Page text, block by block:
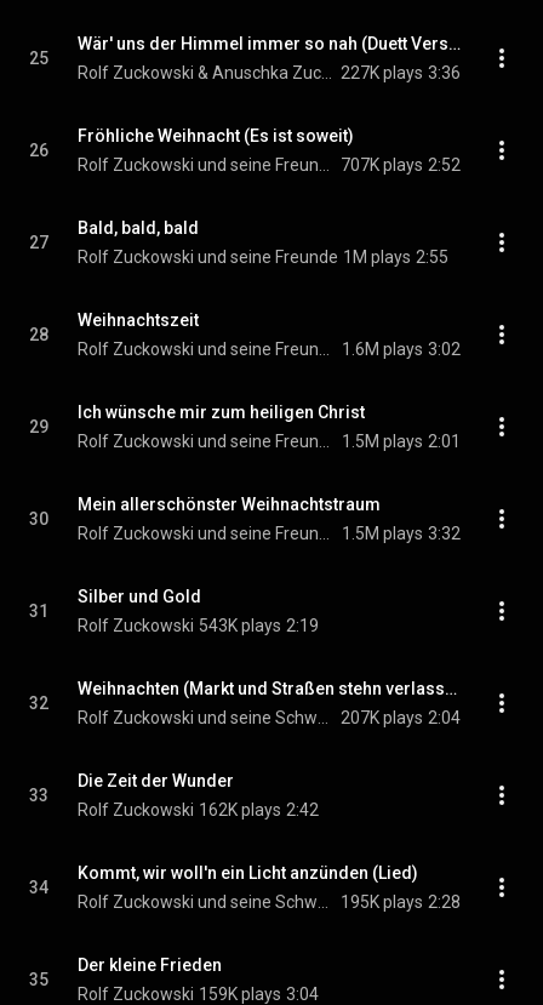
25
Wär' uns der Himmel immer so nah (Duett Version)
227K plays 3:36
26
Fröhliche Weihnacht (Es ist soweit)
707K plays 2:52
27
Bald, bald, bald
Rolf Zuckowski und seine Freunde 1M plays 2:55
28
Weihnachtszeit
1.6M plays 3:02
29
Ich wünsche mir zum heiligen Christ
1.5M plays 2:01
30
Mein allerschönster Weihnachtstraum
1.5M plays 3:32
31
Silber und Gold
Rolf Zuckowski 543K plays 2:19
32
Weihnachten (Markt und Straßen stehn verlassen) (Lied)
207K plays 2:04
33
Die Zeit der Wunder
Rolf Zuckowski 162K plays 2:42
34
Kommt, wir woll'n ein Licht anzünden (Lied)
195K plays 2:28
35
Der kleine Frieden
Rolf Zuckowski 159K plays 3:04